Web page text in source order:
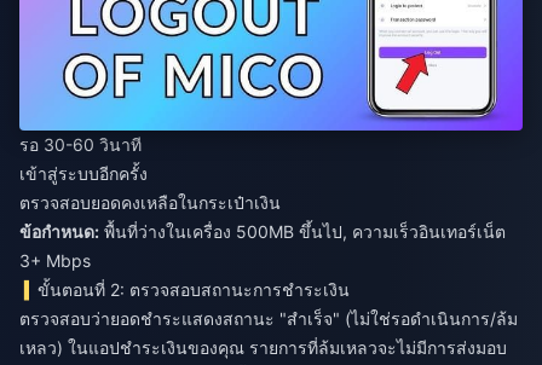
รอ 30-60 วินาที
เข้าสู่ระบบอีกครั้ง
ตรวจสอบยอดคงเหลือในกระเป๋าเงิน
ข้อกำหนด: พื้นที่ว่างในเครื่อง 500MB ขึ้นไป, ความเร็วอินเทอร์เน็ต
3+ Mbps
ขั้นตอนที่ 2: ตรวจสอบสถานะการชำระเงิน
ตรวจสอบว่ายอดชำระแสดงสถานะ "สำเร็จ" (ไม่ใช่รอดำเนินการ/ล้ม
เหลว) ในแอปชำระเงินของคุณ รายการที่ล้มเหลวจะไม่มีการส่งมอบ